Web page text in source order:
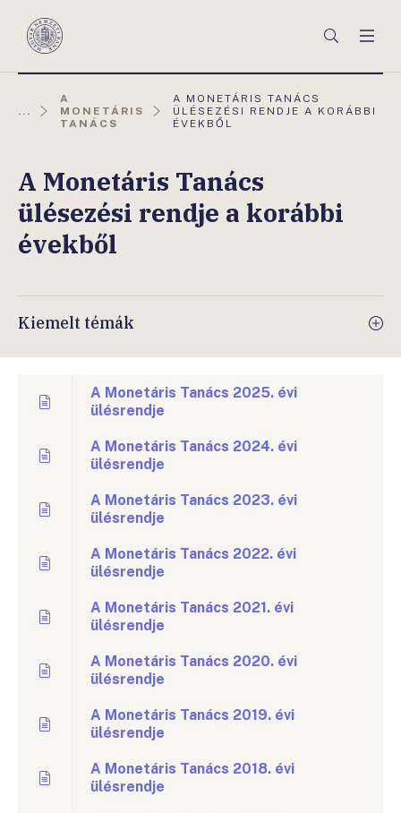
Magyar
Keresés
...
A
MONETÁRIS
TANÁCS
AKTUÁLIS
OLDAL:
A MONETÁRIS TANÁCS
ÜLÉSEZÉSI RENDJE A KORÁBBI
ÉVEKBŐL
A Monetáris Tanács
ülésezési rendje a korábbi
évekből
Kiemelt témák
A Monetáris Tanács 2025. évi
ülésrendje
A Monetáris Tanács 2024. évi
ülésrendje
A Monetáris Tanács 2023. évi
ülésrendje
A Monetáris Tanács 2022. évi
ülésrendje
A Monetáris Tanács 2021. évi
ülésrendje
A Monetáris Tanács 2020. évi
ülésrendje
A Monetáris Tanács 2019. évi
ülésrendje
A Monetáris Tanács 2018. évi
ülésrendje